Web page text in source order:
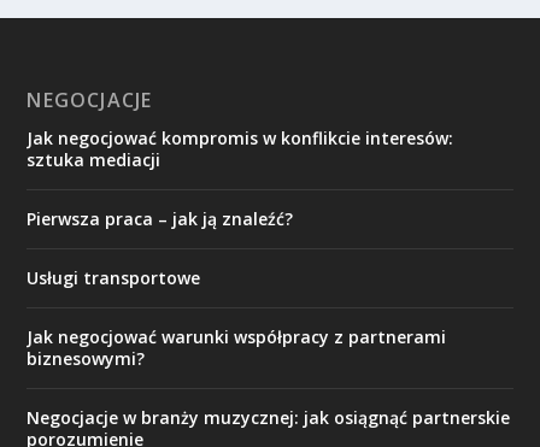
NEGOCJACJE
Jak negocjować kompromis w konflikcie interesów:
sztuka mediacji
Pierwsza praca – jak ją znaleźć?
Usługi transportowe
Jak negocjować warunki współpracy z partnerami
biznesowymi?
Negocjacje w branży muzycznej: jak osiągnąć partnerskie
porozumienie